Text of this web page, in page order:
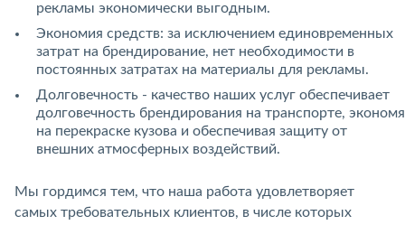
рекламы экономически выгодным.
Экономия средств: за исключением единовременных
затрат на брендирование, нет необходимости в
постоянных затратах на материалы для рекламы.
Долговечность - качество наших услуг обеспечивает
долговечность брендирования на транспорте, экономя
на перекраске кузова и обеспечивая защиту от
внешних атмосферных воздействий.
Мы гордимся тем, что наша работа удовлетворяет
самых требовательных клиентов, в числе которых